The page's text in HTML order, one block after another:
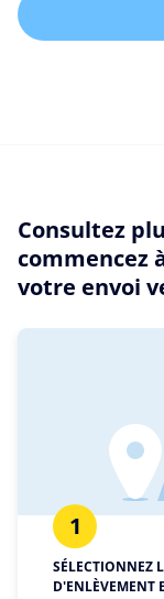
Consultez
commencez
votre envoi
1
SÉLECTIONNEZ
D'ENLÈVEMENT